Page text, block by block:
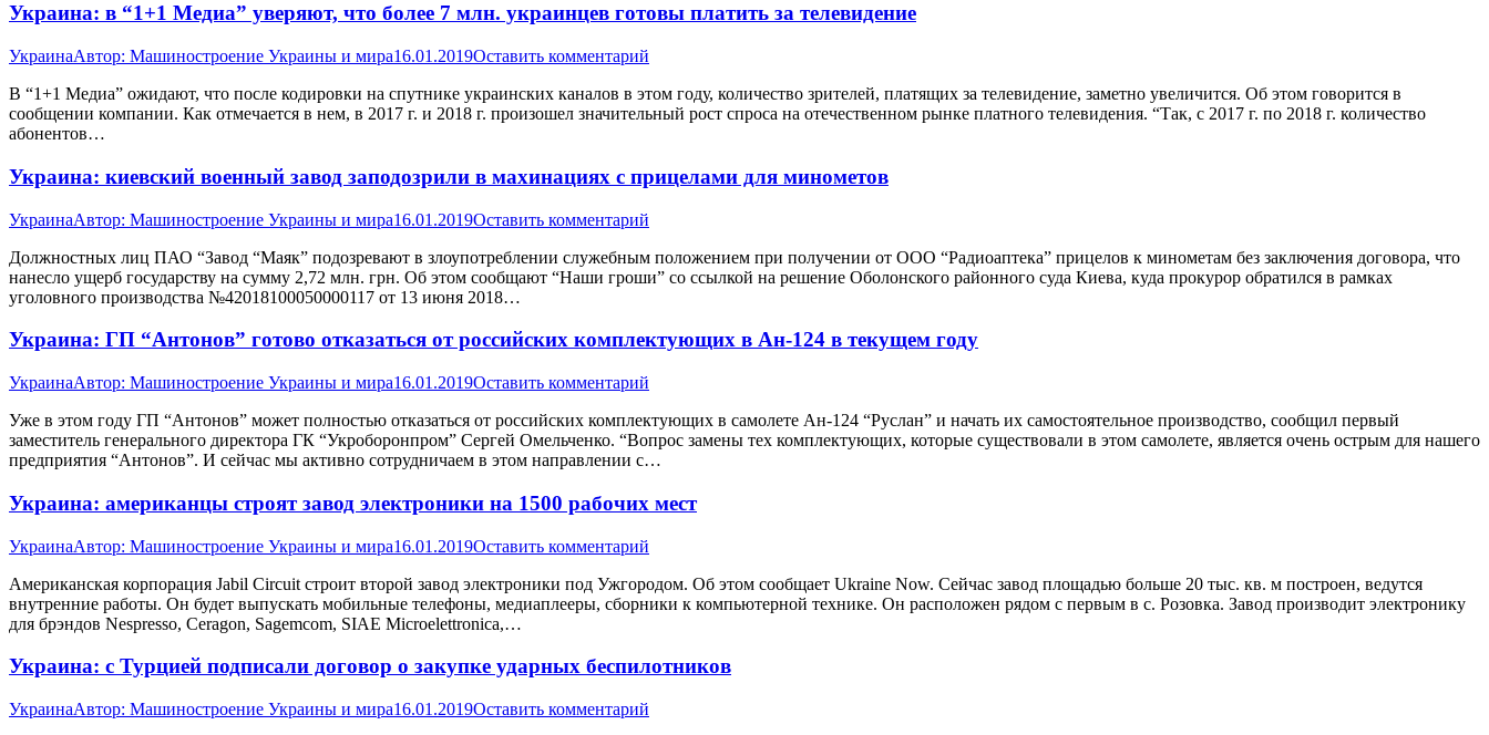
Украина: в “1+1 Медиа” уверяют, что более 7 млн. украинцев готовы платить за телевидение
УкраинаАвтор: Машиностроение Украины и мира16.01.2019Оставить комментарий
В “1+1 Медиа” ожидают, что после кодировки на спутнике украинских каналов в этом году, количество зрителей, платящих за телевидение, заметно увеличится. Об этом говорится в
сообщении компании. Как отмечается в нем, в 2017 г. и 2018 г. произошел значительный рост спроса на отечественном рынке платного телевидения. “Так, с 2017 г. по 2018 г. количество
абонентов…
Украина: киевский военный завод заподозрили в махинациях с прицелами для минометов
УкраинаАвтор: Машиностроение Украины и мира16.01.2019Оставить комментарий
Должностных лиц ПАО “Завод “Маяк” подозревают в злоупотреблении служебным положением при получении от ООО “Радиоаптека” прицелов к минометам без заключения договора, что
нанесло ущерб государству на сумму 2,72 млн. грн. Об этом сообщают “Наши гроши” со ссылкой на решение Оболонского районного суда Киева, куда прокурор обратился в рамках
уголовного производства №42018100050000117 от 13 июня 2018…
Украина: ГП “Антонов” готово отказаться от российских комплектующих в Ан-124 в текущем году
УкраинаАвтор: Машиностроение Украины и мира16.01.2019Оставить комментарий
Уже в этом году ГП “Антонов” может полностью отказаться от российских комплектующих в самолете Ан-124 “Руслан” и начать их самостоятельное производство, сообщил первый
заместитель генерального директора ГК “Укроборонпром” Сергей Омельченко. “Вопрос замены тех комплектующих, которые существовали в этом самолете, является очень острым для нашего
предприятия “Антонов”. И сейчас мы активно сотрудничаем в этом направлении с…
Украина: американцы строят завод электроники на 1500 рабочих мест
УкраинаАвтор: Машиностроение Украины и мира16.01.2019Оставить комментарий
Американская корпорация Jabil Circuit строит второй завод электроники под Ужгородом. Об этом сообщает Ukraine Now. Сейчас завод площадью больше 20 тыс. кв. м построен, ведутся
внутренние работы. Он будет выпускать мобильные телефоны, медиаплееры, сборники к компьютерной технике. Он расположен рядом с первым в с. Розовка. Завод производит электронику
для брэндов Nespresso, Ceragon, Sagemcom, SIAE Microelettronica,…
Украина: с Турцией подписали договор о закупке ударных беспилотников
УкраинаАвтор: Машиностроение Украины и мира16.01.2019Оставить комментарий